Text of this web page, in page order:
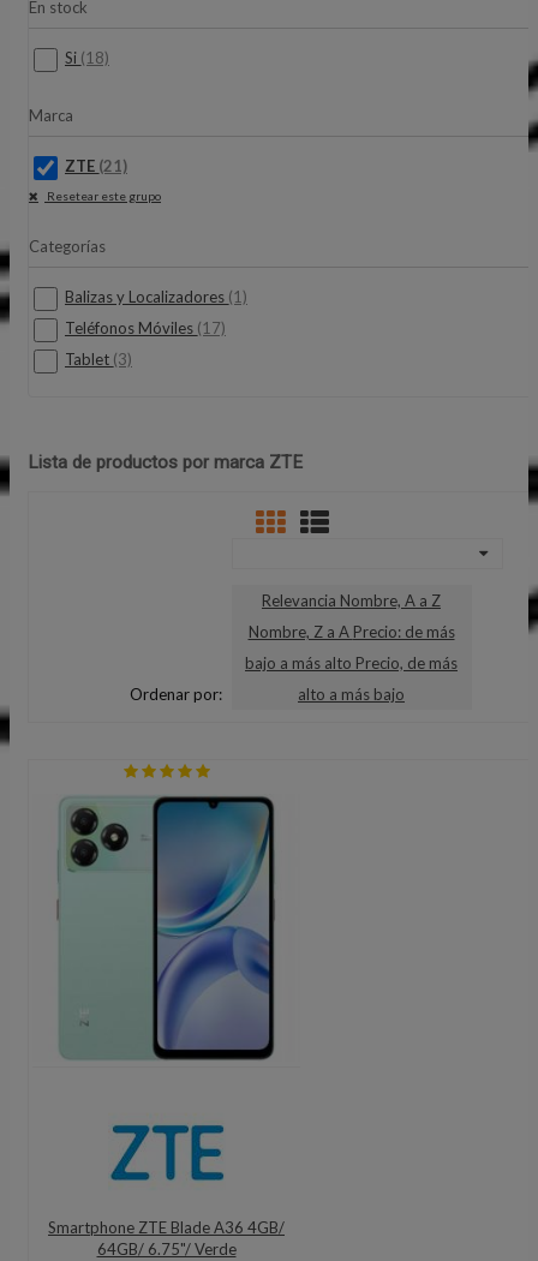
En stock
Si (18)
Marca
ZTE (21)
Resetear este grupo
Categorías
Balizas y Localizadores (1)
Teléfonos Móviles (17)
Tablet (3)
Lista de productos por marca ZTE
Ordenar por:
Relevancia Nombre, A a Z
Nombre, Z a A Precio: de más
bajo a más alto Precio, de más
alto a más bajo
Smartphone ZTE Blade A36 4GB/
64GB/ 6.75"/ Verde